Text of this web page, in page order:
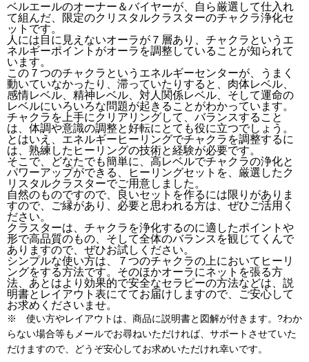
ベルエールのオーナー＆バイヤーが、自ら厳選して仕入れ
て組んだ、
限定のクリスタルクラスターのチャクラ浄化セ
ットです。
人には目に見えないオーラが７層あり、 チャクラというエ
ネルギーポイントがオーラを調整していることが知られて
います。
この７つのチャクラというエネルギーセンターが、
うまく
動いていなかったり、滞っていたりすると、肉体レベル、
感情レベル、精神レベル、対人関係レベル、 そして運命の
レベルにいろいろな問題が起きることがわかっていま す。
チャクラを上手にクリアリングして、バランスすること
は、 体調や意識の調整と好転にとても役に立つでしょう。
とはいえ、エネルギーヒーリングでチャクラを調整するに
は、 熟練したヒーリングの技術と経験が必要です。
そこで、どなたでも簡単に、 高レベルでチャクラの浄化と
パワーアップができる、
ヒーリングセットを、 厳選したク
リスタルクラスターでご用意しました。
自然のものですので、良いセットを作るには限りがありま
すので、
ご縁があり、必要と思われる方は、ぜひご活用く
ださい。
クラスターは、 チャクラを浄化するのに適したポイントや
形で高品質のもの、 そして全体のバランスを観じてくんで
ありますので、 ぜひお試しください。
シンプルな使い方は、
７つのチャクラの上においてヒーリ
ングをする方法です。 そのほかオーラにネットを張る方
法、 あとはより効果的で安全なセラピーの方法などは、 説
明書とレイアウト表にててお届けしますので、
ご安心して
お求めくださいませ。
※ 使い方やレイアウトは、商品に説明書と図解が付きます。?わか
らない場合等もメールでお尋ねいただければ、 サポートさせていた
だけますので、どうぞ安心してお求めいただけれ幸いです。